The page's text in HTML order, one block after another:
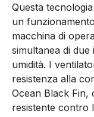
Questa
un
macchina di
simultanea di
umidità. I
resistenza alla
Ocean Black
resistente contro